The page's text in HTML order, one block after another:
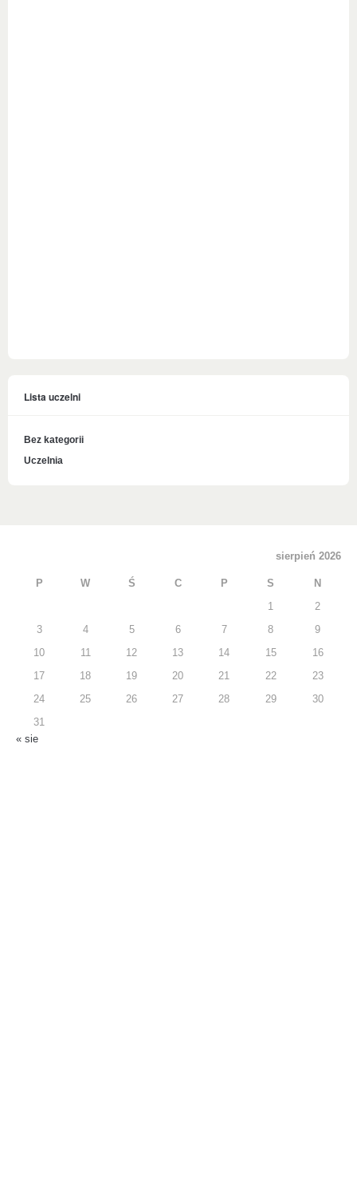
Lista uczelni
Bez kategorii
Uczelnia
sierpień 2026
P W Ś C P S N
1 2
3 4 5 6 7 8 9
10 11 12 13 14 15 16
17 18 19 20 21 22 23
24 25 26 27 28 29 30
31
« sie